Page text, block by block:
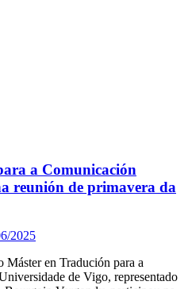
a Comunicación
reunión de primavera da
2025
Máster en Tradución para a
de Vigo, representado